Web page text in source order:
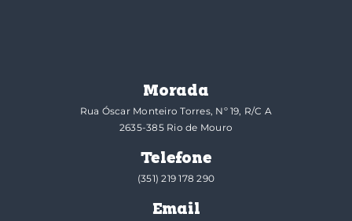
Morada
Rua Óscar Monteiro Torres, Nº 19, R/C A
2635-385 Rio de Mouro
Telefone
(351) 219 178 290
Email